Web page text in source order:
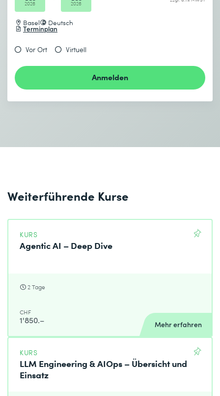
2026 2026
Basel Deutsch
Terminplan
Vor Ort Virtuell
Anmelden
Weiterführende Kurse
KURS
Agentic AI – Deep Dive
2 Tage
CHF
1'850.– Mehr erfahren
KURS
LLM Engineering & AIOps – Übersicht und
Einsatz